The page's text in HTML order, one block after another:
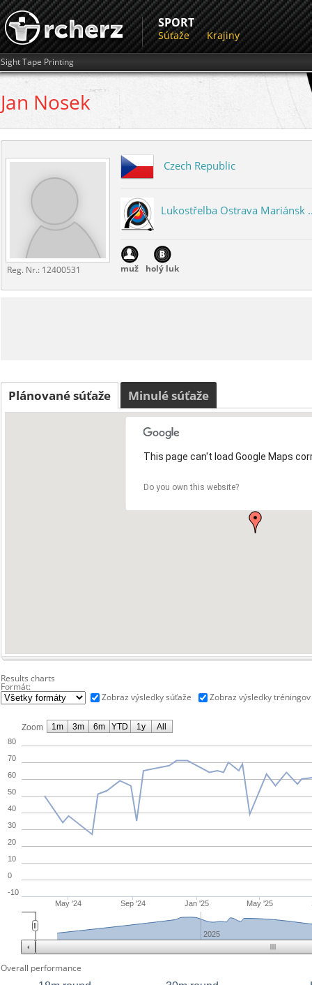
SPORT
Súťaže Krajiny
Sight Tape Printing
Jan Nosek
Reg. Nr.: 12400531
Czech Republic
Lukostřelba Ostrava Mariánsk
muž holý luk
Plánované súťaže Minulé súťaže
This page can't load Google Maps
Do you own this website?
Results charts
Formát:
Zobraz výsledky súťaže
Zobraz výsledky tréningov
Zoom
May '24 Sep '24 Jan '25 May '25
0
10
20
30
40
50
60
70
80
-10
2025
1m 3m 6m YTD 1y All
Overall performance